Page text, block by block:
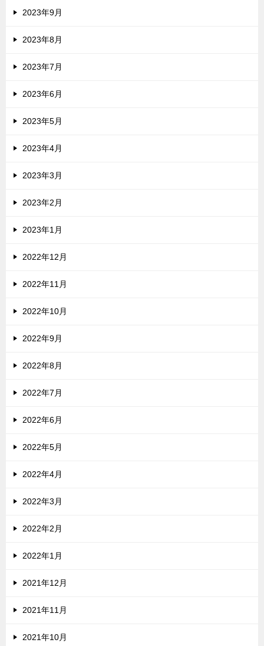
2023年9月
2023年8月
2023年7月
2023年6月
2023年5月
2023年4月
2023年3月
2023年2月
2023年1月
2022年12月
2022年11月
2022年10月
2022年9月
2022年8月
2022年7月
2022年6月
2022年5月
2022年4月
2022年3月
2022年2月
2022年1月
2021年12月
2021年11月
2021年10月